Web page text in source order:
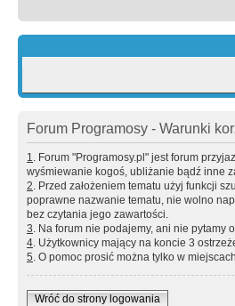
Forum Programosy - Warunki
1. Forum "Programosy.pl" jest forum
wyśmiewanie kogoś, ubliżanie bądź inne
2. Przed założeniem tematu użyj funkcji
poprawne nazwanie tematu, nie wolno
bez czytania jego zawartości.
3. Na forum nie podajemy, ani nie pytamy
4. Użytkownicy mający na koncie 3
5. O pomoc prosić można tylko w
Wróć do strony logowania